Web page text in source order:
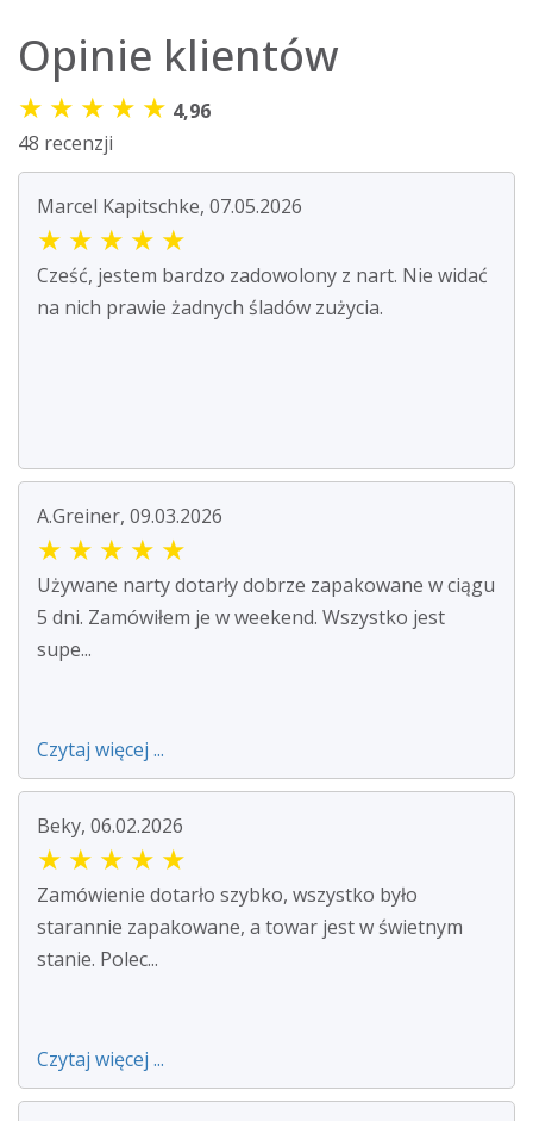
Opinie klientów
★ ★ ★ ★ ★ 4,96
48 recenzji
Marcel Kapitschke, 07.05.2026
★ ★ ★ ★ ★
Cześć, jestem bardzo zadowolony z nart. Nie widać
na nich prawie żadnych śladów zużycia.
A.Greiner, 09.03.2026
★ ★ ★ ★ ★
Używane narty dotarły dobrze zapakowane w ciągu
5 dni. Zamówiłem je w weekend. Wszystko jest
supe...
Czytaj więcej ...
Beky, 06.02.2026
★ ★ ★ ★ ★
Zamówienie dotarło szybko, wszystko było
starannie zapakowane, a towar jest w świetnym
stanie. Polec...
Czytaj więcej ...